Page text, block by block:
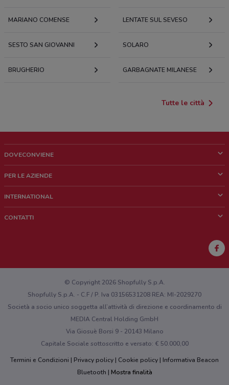
MARIANO COMENSE LENTATE SUL SEVESO
SESTO SAN GIOVANNI SOLARO
BRUGHERIO GARBAGNATE MILANESE
Tutte le città
DOVECONVIENE
Chi siamo
Lavora con noi
PER LE AZIENDE
Richieste commerciali e marketing
INTERNATIONAL
CONTATTI
Hai un malfunzionamento sul web o sull'app?
© Copyright 2026 Shopfully S.p.A.
Shopfully S.p.A. - C.F / P. Iva 03156531208 REA: MI-2029270
Società a socio unico soggetta all’attività di direzione e coordinamento di
MEDIA Central Holding GmbH
Via Giosuè Borsi 9 - 20143 Milano
Capitale Sociale sottoscritto e versato: € 50.000,00
Termini e Condizioni
Privacy policy Cookie policy
Informativa Beacon
Bluetooth
Mostra finalità